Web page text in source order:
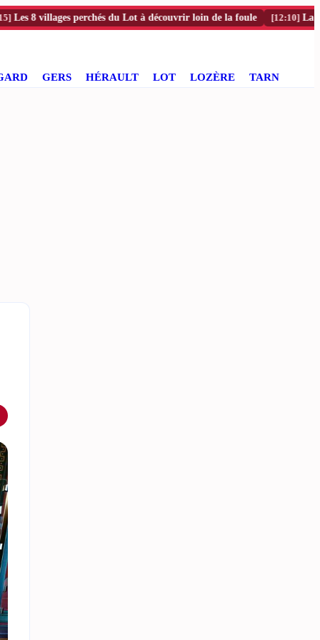
villages perchés du Lot à découvrir loin de la foule [12:10] La chaîne
GERS HÉRAULT LOT LOZÈRE TARN